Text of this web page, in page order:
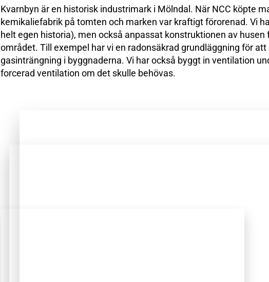
Kvarnbyn är en historisk industrimark i Mölndal. När NCC köpte
kemikaliefabrik på tomten och marken var kraftigt förorenad. Vi
helt egen historia), men också anpassat konstruktionen av husen
området. Till exempel har vi en radonsäkrad grundläggning för
gasinträngning i byggnaderna. Vi har också byggt in ventilation
forcerad ventilation om det skulle behövas.